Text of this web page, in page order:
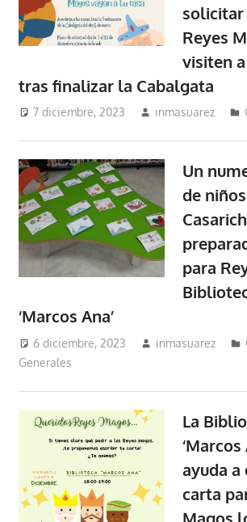
solicitar
Reyes
visiten
tras finalizar la Cabalgata
7 diciembre, 2023 inmasuarez
Un
de
para
‘Marcos Ana’
6 diciembre, 2023 inmasuarez
Generales
La
‘Marcos
ayuda
carta